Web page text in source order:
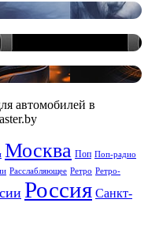
автомобилей в
Москва Поп Поп-радио
Расслабляющее Ретро Ретро-
Россия Санкт-